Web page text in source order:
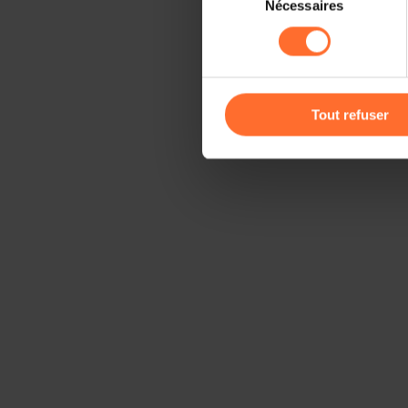
sociaux, sauvegarde des
cas de refus de tous les
gauche de chaque page.
consentement
Nécessaires
Tout refuser